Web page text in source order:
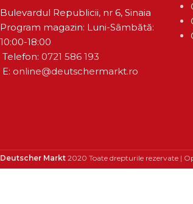
Bulevardul Republicii, nr 6, Sinaia
Program magazin: Luni-Sâmbătă:
10:00-18:00
Telefon: 0721 586 193
E: online@deutschermarkt.ro
Deutscher Markt 2020 Toate drepturile rezervate |